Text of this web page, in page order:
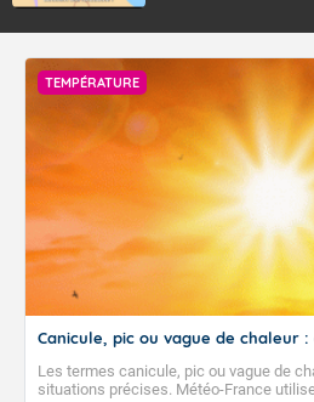
TEMPÉRATURE
Canicule, pic ou vague de chaleur
Les termes canicule, pic ou vague de
situations précises. Météo-France